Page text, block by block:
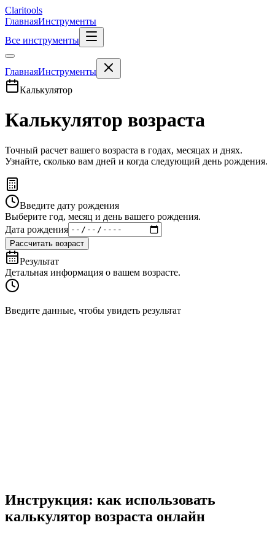
Claritools
ГлавнаяИнструменты
Все инструменты
ГлавнаяИнструменты
Калькулятор
Калькулятор возраста
Точный расчет вашего возраста в годах, месяцах и днях.
Узнайте, сколько вам дней и когда следующий день рождения.
Введите дату рождения
Выберите год, месяц и день вашего рождения.
Дата рождения
Рассчитать возраст
Результат
Детальная информация о вашем возрасте.
Введите данные, чтобы увидеть результат
Инструкция: как использовать
калькулятор возраста онлайн